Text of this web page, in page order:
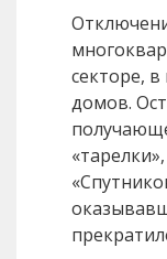
секторе,
домов.